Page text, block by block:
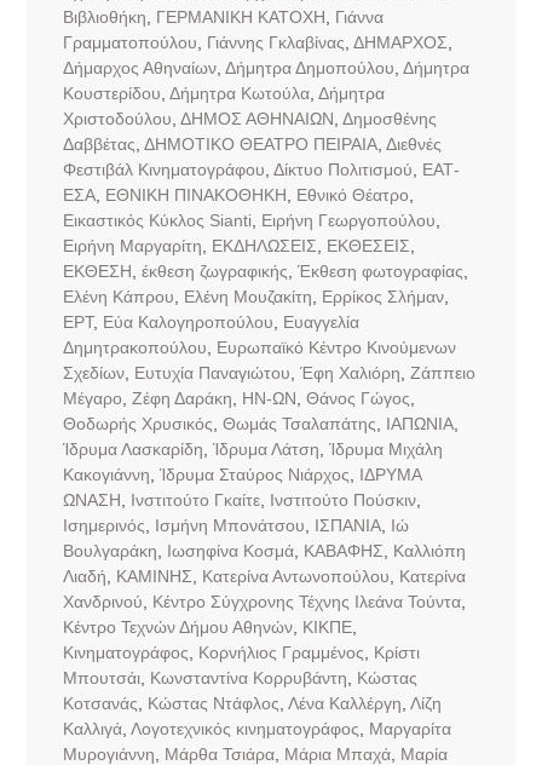
Βιβλιοθήκη
ΓΕΡΜΑΝΙΚΗ ΚΑΤΟΧΗ
Γιάννα
Γραμματοπούλου
Γιάννης Γκλαβίνας ΔΗΜΑΡΧΟΣ
Δήμαρχος Αθηναίων, Δήμητρα Δημοπούλου Δήμητρα
Κουστερίδου Δήμητρα Κωτούλα, Δήμητρα
Χριστοδούλου ΔΗΜΟΣ ΑΘΗΝΑΙΩΝ Δημοσθένης
Δαββέτας ΔΗΜΟΤΙΚΟ ΘΕΑΤΡΟ ΠΕΙΡΑΙΑ, Διεθνές
Φεστιβάλ Κινηματογράφου Δίκτυο Πολιτισμού
ΕΑΤ-
ΕΣΑ, ΕΘΝΙΚΗ ΠΙΝΑΚΟΘΗΚΗ Εθνικό Θέατρο
Εικαστικός Κύκλος Sianti
Ειρήνη Γεωργοπούλου
Ειρήνη Μαργαρίτη
ΕΚΔΗΛΩΣΕΙΣ ΕΚΘΕΣΕΙΣ
ΕΚΘΕΣΗ έκθεση ζωγραφικής Έκθεση φωτογραφίας
Ελένη Κάπρου
Ελένη Μουζακίτη Ερρίκος Σλήμαν,
ΕΡΤ, Εύα Καλογηροπούλου
Ευαγγελία
Δημητρακοπούλου
Ευρωπαϊκό Κέντρο Κινούμενων
Σχεδίων, Ευτυχία Παναγιώτου Έφη Χαλιόρη Ζάππειο
Μέγαρο Ζέφη Δαράκη ΗΝ-ΩΝ Θάνος Γώγος
Θοδωρής Χρυσικός Θωμάς Τσαλαπάτης ΙΑΠΩΝΙΑ,
Ίδρυμα Λασκαρίδη Ίδρυμα Λάτση Ίδρυμα Μιχάλη
Κακογιάννη Ίδρυμα Σταύρος Νιάρχος
ΙΔΡΥΜΑ
ΩΝΑΣΗ
Ινστιτούτο Γκαίτε, Ινστιτούτο Πούσκιν,
Ισημερινός
Ισμήνη Μπονάτσου ΙΣΠΑΝΙΑ, Ιώ
Βουλγαράκη
Ιωσηφίνα Κοσμά, ΚΑΒΑΦΗΣ
Καλλιόπη
Λιαδή
ΚΑΜΙΝΗΣ Κατερίνα Αντωνοπούλου
Κατερίνα
Χανδρινού
Κέντρο Σύγχρονης Τέχνης Ιλεάνα Τούντα,
Κέντρο Τεχνών Δήμου Αθηνών, ΚΙΚΠΕ,
Κινηματογράφος
Κορνήλιος Γραμμένος
Κρίστι
Μπουτσάι, Κωνσταντίνα Κορρυβάντη
Κώστας
Κοτσανάς
Κώστας Ντάφλος Λένα Καλλέργη Λίζη
Καλλιγά, Λογοτεχνικός κινηματογράφος
Μαργαρίτα
Μυρογιάννη
Μάρθα Τσιάρα, Μάρια Μπαχά, Μαρία